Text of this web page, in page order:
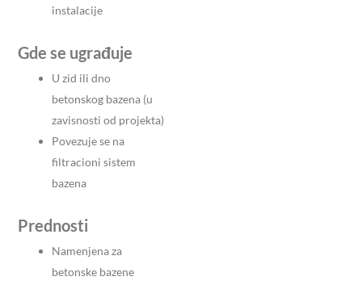
instalacije
Gde se ugrađuje
U zid ili dno
betonskog bazena (u
zavisnosti od projekta)
Povezuje se na
filtracioni sistem
bazena
Prednosti
Namenjena za
betonske bazene